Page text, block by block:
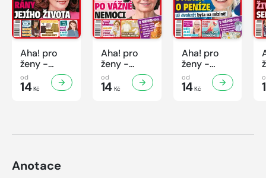
Aha! pro
ženy -
32/2026
od
14Kč
Aha! pro
ženy -
31/2026
od
14Kč
Aha! pro
ženy -
30/2026
od
14Kč
Anotace